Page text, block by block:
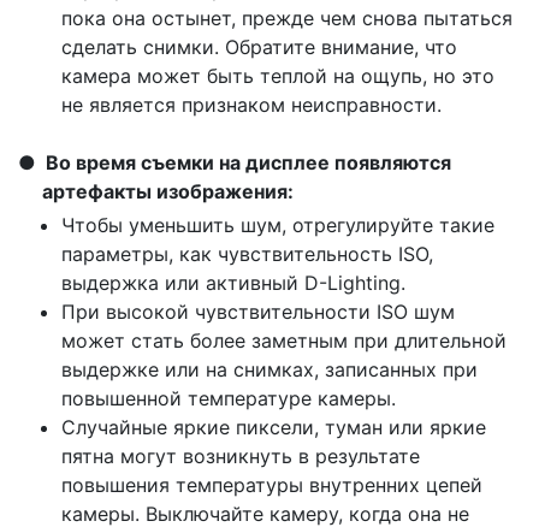
пока она остынет, прежде чем снова пытаться
сделать снимки. Обратите внимание, что
камера может быть теплой на ощупь, но это
не является признаком неисправности.
Во время съемки на дисплее появляются
артефакты изображения:
Чтобы уменьшить шум, отрегулируйте такие
параметры, как чувствительность ISO,
выдержка или активный D-Lighting.
При высокой чувствительности ISO шум
может стать более заметным при длительной
выдержке или на снимках, записанных при
повышенной температуре камеры.
Случайные яркие пиксели, туман или яркие
пятна могут возникнуть в результате
повышения температуры внутренних цепей
камеры. Выключайте камеру, когда она не